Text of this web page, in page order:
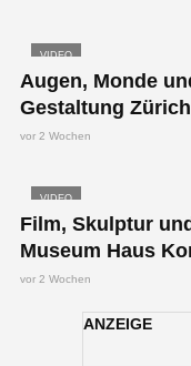
VIDEO
Augen, Monde
Gestaltung
vor 2 Wochen
VIDEO
Film, Skulptur
Museum Haus
vor 2 Wochen
ANZEIGE